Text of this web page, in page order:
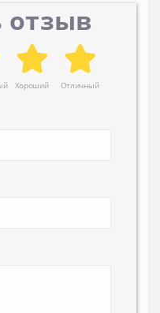
отзыв
Хороший Отличный